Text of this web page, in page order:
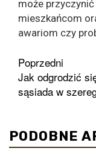
może
mieszkańcom
awariom czy
Zobacz
wpisy
Poprzedni
Jak odgrodzić
sąsiada w
PODOBNE